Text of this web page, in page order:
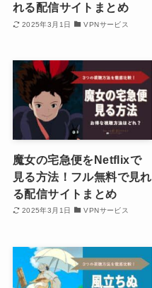
れる配信サイトまとめ
2025年3月1日 VPNサービス
魔女の宅急便をNetflixで
見る方法！フル無料で見れ
る配信サイトまとめ
2025年3月1日 VPNサービス